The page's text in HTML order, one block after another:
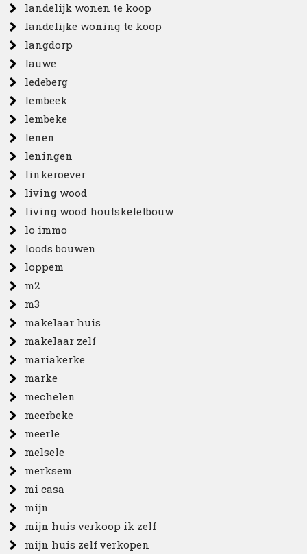
landelijk wonen te koop
landelijke woning te koop
langdorp
lauwe
ledeberg
lembeek
lembeke
lenen
leningen
linkeroever
living wood
living wood houtskeletbouw
lo immo
loods bouwen
loppem
m2
m3
makelaar huis
makelaar zelf
mariakerke
marke
mechelen
meerbeke
meerle
melsele
merksem
mi casa
mijn
mijn huis verkoop ik zelf
mijn huis zelf verkopen